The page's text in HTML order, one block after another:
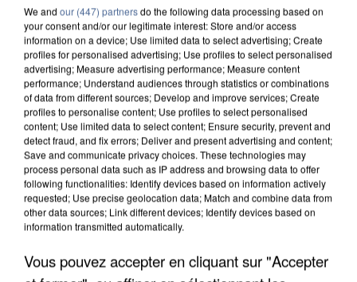
LES DONNÉES DE 300 000 CLIENTS DÉROBÉES À
We and our (447) partnersdo the following data processing based on
your consent and/or our legitimate interest: Store and/or access
information on a device; Use limited data to select advertising; Create
profiles for personalised advertising; Use profiles to select personalised
advertising; Measure advertising performance; Measure content
performance; Understand audiences through statistics or combinations
of data from different sources; Develop and improve services; Create
profiles to personalise content; Use profiles to select personalised
content; Use limited data to select content; Ensure security, prevent and
detect fraud, and fix errors; Deliver and present advertising and content;
Save and communicate privacy choices. These technologies may
process personal data such as IP address and browsing data to offer
following functionalities: Identify devices based on information actively
requested; Use precise geolocation data; Match and combine data from
other data sources; Link different devices; Identify devices based on
information transmitted automatically.
Vous pouvez accepter en cliquant sur "Accepter